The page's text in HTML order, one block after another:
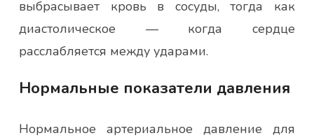
выбрасывает кровь в сосуды, тогда как
диастолическое — когда сердце
расслабляется между ударами.
Нормальные показатели давления
Нормальное артериальное давление для